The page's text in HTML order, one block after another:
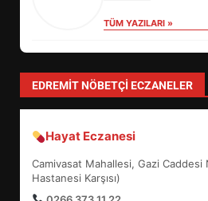
TÜM YAZILARI »
EDREMIT NÖBETÇI ECZANELER
Hayat Eczanesi
Camivasat Mahallesi, Gazi
Hastanesi Karşısı)
3
EİB’DE KRİTİK
4
EDREMİT’İN
FİNALİNDE NE